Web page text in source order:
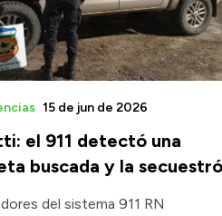
el 911 detectó una
buscada y la secuestró
15 de jun de 2026
del sistema 911 RN